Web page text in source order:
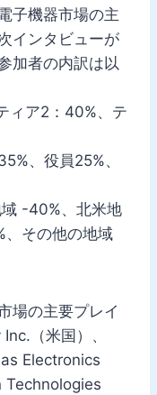
子機器市場の主
インタビューが
加者の内訳は以
ィア2：40%、テ
、役員25%、
-40%、北米地
その他の地域
場の主要プレイ
（米国）、
Electronics
Technologies